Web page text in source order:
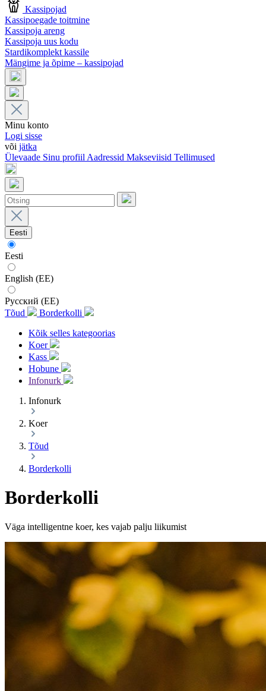
Kassipojad
Kassipoegade toitmine
Kassipoja areng
Kassipoja uus kodu
Stardikomplekt kassile
Mängime ja õpime – kassipojad
Minu konto
Logi sisse
või jätka
Ülevaade Sinu profiil Aadressid Makseviisid Tellimused
Eesti
Eesti
English (EE)
Русский (EE)
Tõud
Borderkolli
Kõik selles kategoorias
Koer
Kass
Hobune
Infonurk
Infonurk
Koer
Tõud
Borderkolli
Borderkolli
Väga intelligentne koer, kes vajab palju liikumist